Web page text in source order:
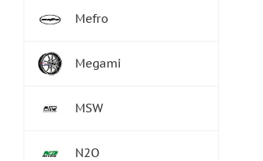
Mefro
Megami
MSW
N2O